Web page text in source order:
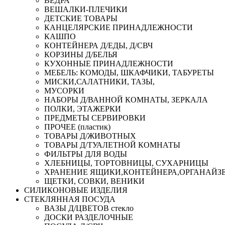
ВЕШАЛКИ-ПЛЕЧИКИ
ДЕТСКИЕ ТОВАРЫ
КАНЦЕЛЯРСКИЕ ПРИНАДЛЕЖНОСТИ
КАШПО
КОНТЕЙНЕРА Д/ЕДЫ, Д/СВЧ
КОРЗИНЫ Д/БЕЛЬЯ
КУХОННЫЕ ПРИНАДЛЕЖНОСТИ
МЕБЕЛЬ: КОМОДЫ, ШКАФЧИКИ, ТАБУРЕТЫ
МИСКИ,САЛАТНИКИ, ТАЗЫ,
МУСОРКИ
НАБОРЫ Д/ВАННОЙ КОМНАТЫ, ЗЕРКАЛА
ПОЛКИ, ЭТАЖЕРКИ
ПРЕДМЕТЫ СЕРВИРОВКИ
ПРОЧЕЕ (пластик)
ТОВАРЫ Д/ЖИВОТНЫХ
ТОВАРЫ Д/ТУАЛЕТНОЙ КОМНАТЫ
ФИЛЬТРЫ ДЛЯ ВОДЫ
ХЛЕБНИЦЫ, ТОРТОВНИЦЫ, СУХАРНИЦЫ
ХРАНЕНИЕ
ЩЕТКИ, СОВКИ, ВЕНИКИ
СИЛИКОНОВЫЕ ИЗДЕЛИЯ
СТЕКЛЯННАЯ ПОСУДА
ВАЗЫ Д/ЦВЕТОВ стекло
ДОСКИ РАЗДЕЛОЧНЫЕ